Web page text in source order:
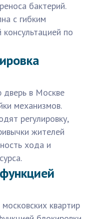
бактерий.
с гибким
по
дверь в Москве
механизмов.
регулировку,
жителей
хода и
квартир